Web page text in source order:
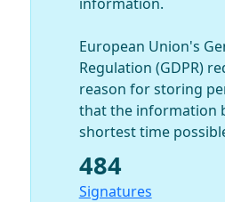
European Union's
Regulation (GDPR)
reason for storing
that the information
shortest time
484
Signatures